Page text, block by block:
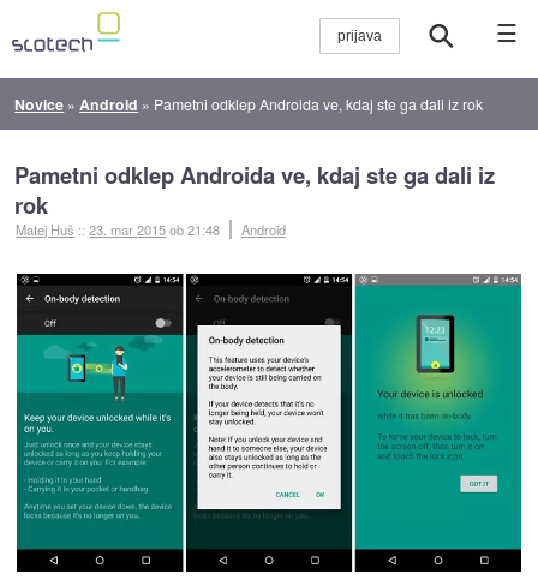
☰
Novice » Android » Pametni odklep Androida ve, kdaj ste ga dali iz rok
Pametni odklep Androida ve, kdaj ste ga dali iz
rok
Matej Huš ::23. mar 2015ob 21:48 Android